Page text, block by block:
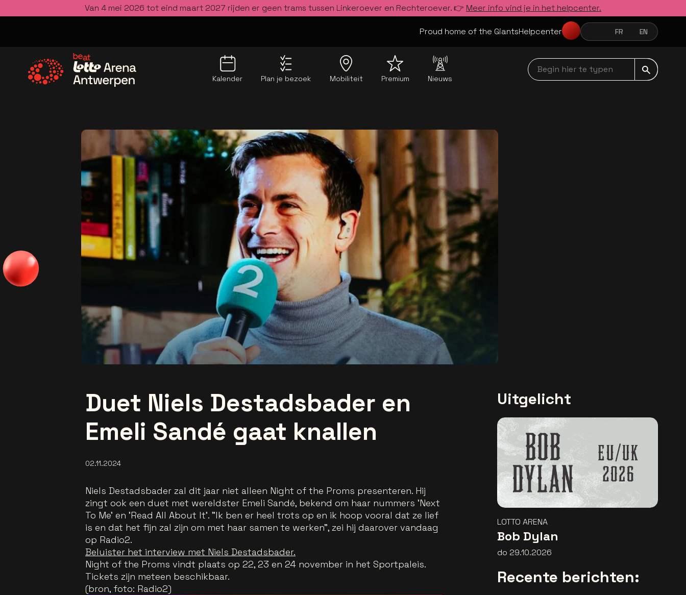
Van 4 mei 2026 tot eind maart 2027 rijden er geen trams tussen Linkeroever en Rechteroever. 👉 Meer info vind je in het helpcenter.
Proud home of the GiantsHelpcenter NEDERLANDSFRANÇAIS
FR ENGLISH
EN
Kalender Plan je bezoek Mobiliteit Premium Nieuws
Begin hier te typen navbar
Duet Niels Destadsbader en
Emeli Sandé gaat knallen
02.11.2024
Niels Destadsbader zal dit jaar niet alleen Night of the Proms presenteren. Hij
zingt ook een duet met wereldster Emeli Sandé, bekend om haar nummers 'Next
To Me' en 'Read All About It'. "Ik ben er heel trots op en ik hoop vooral dat ze lief
is en dat het fijn zal zijn om met haar samen te werken", zei hij daarover vandaag
op Radio2.
Beluister het interview met Niels Destadsbader.
Night of the Proms vindt plaats op 22, 23 en 24 november in het Sportpaleis.
Tickets zijn meteen beschikbaar.
(bron, foto: Radio2)
Uitgelicht
LOTTO ARENA
Bob Dylan
do 29.10.2026
Recente berichten: